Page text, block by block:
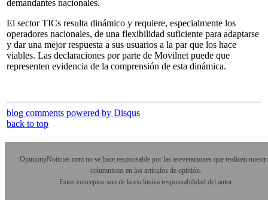
demandantes nacionales.
El sector TICs resulta dinámico y requiere, especialmente los
operadores nacionales, de una flexibilidad suficiente para adaptarse
y dar una mejor respuesta a sus usuarios a la par que los hace
viables. Las declaraciones por parte de Movilnet puede que
representen evidencia de la comprensión de esta dinámica.
blog comments powered by Disqus
back to top
OpinionyNoticias.com no se hace responsable por las aseveraciones que realicen
columnistas en los artículos de opinión.
Estos conceptos son de la exclusiva responsabilidad del autor.